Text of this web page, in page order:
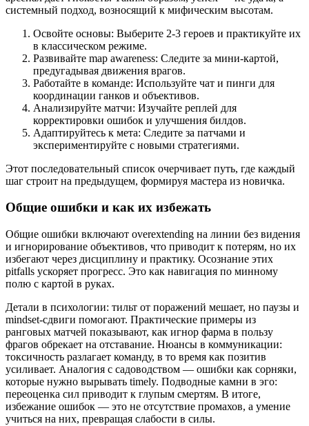
системный подход, возносящий к мифическим высотам.
Освойте основы: Выберите 2-3 героев и практикуйте их
в классическом режиме.
Развивайте map awareness: Следите за мини-картой,
предугадывая движения врагов.
Работайте в команде: Используйте чат и пинги для
координации ганков и объективов.
Анализируйте матчи: Изучайте реплей для
корректировки ошибок и улучшения билдов.
Адаптируйтесь к мета: Следите за патчами и
экспериментируйте с новыми стратегиями.
Этот последовательный список очерчивает путь, где каждый
шаг строит на предыдущем, формируя мастера из новичка.
Общие ошибки и как их избежать
Общие ошибки включают overextending на линии без видения
и игнорирование объективов, что приводит к потерям, но их
избегают через дисциплину и практику. Осознание этих
pitfalls ускоряет прогресс. Это как навигация по минному
полю с картой в руках.
Детали в психологии: тильт от поражений мешает, но паузы и
mindset-сдвиги помогают. Практические примеры из
ранговых матчей показывают, как игнор фарма в пользу
фрагов обрекает на отставание. Нюансы в коммуникации:
токсичность разлагает команду, в то время как позитив
усиливает. Аналогия с садоводством — ошибки как сорняки,
которые нужно вырывать timely. Подводные камни в эго:
переоценка сил приводит к глупым смертям. В итоге,
избежание ошибок — это не отсутствие промахов, а умение
учиться на них, превращая слабости в силы.